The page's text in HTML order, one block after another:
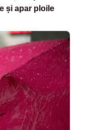
și apar ploile